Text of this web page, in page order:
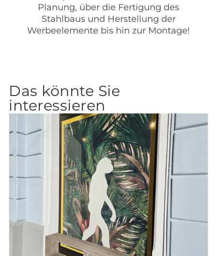
Planung, über die Fertigung des
Stahlbaus und Herstellung der
Werbeelemente bis hin zur Montage!
Das könnte Sie
interessieren